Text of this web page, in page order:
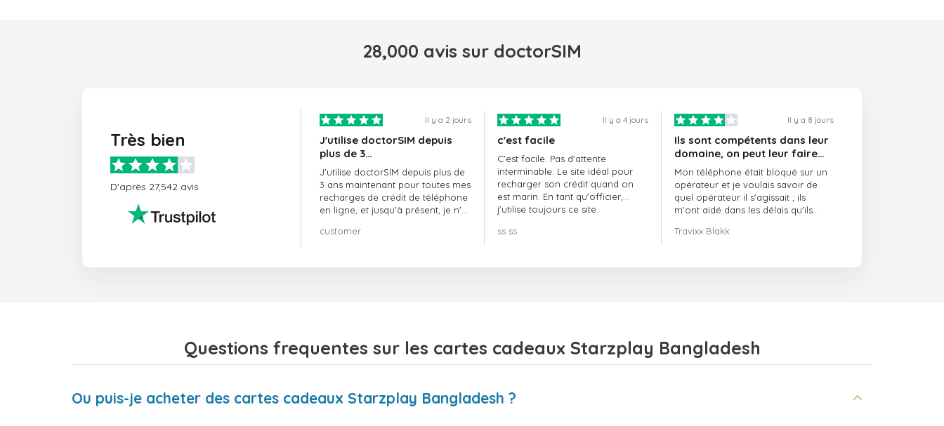
28,000 avis sur doctorSIM
Très bien
D'après 27,542 avis
Il y a 2 jours
J'utilise doctorSIM depuis
plus de 3…
J'utilise doctorSIM depuis plus de
3 ans maintenant pour toutes mes
recharges de crédit de téléphone
en ligne, et jusqu'à présent, je n'ai
vivement !!!
customer
Il y a 4 jours
c'est facile
C'est facile. Pas d'attente
interminable. Le site idéal pour
recharger son crédit quand on
est marin. En tant qu'officier,
j'utilise toujours ce site.
ss ss
Il y a 8 jours
Ils sont compétents dans leur
domaine, on peut leur faire
confiance et ils sont toujours
ponctuels
Mon téléphone était bloqué sur un
opérateur et je voulais savoir de
quel opérateur il s'agissait ; ils
m'ont aidé dans les délais qu'ils
Travixx Blakk
Questions frequentes sur les cartes cadeaux Starzplay Bangladesh
Ou puis-je acheter des cartes cadeaux Starzplay Bangladesh ?